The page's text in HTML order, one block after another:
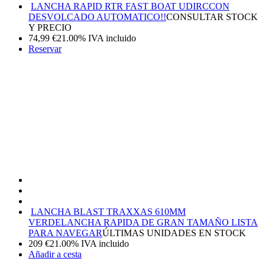
LANCHA RAPID RTR FAST BOAT UDIRCCON
DESVOLCADO AUTOMATICO!!CONSULTAR STOCK
Y PRECIO
74,99 €21.00% IVA incluido
Reservar
LANCHA BLAST TRAXXAS 610MM
VERDELANCHA RAPIDA DE GRAN TAMAÑO LISTA
PARA NAVEGARÚLTIMAS UNIDADES EN STOCK
209 €21.00% IVA incluido
Añadir a cesta